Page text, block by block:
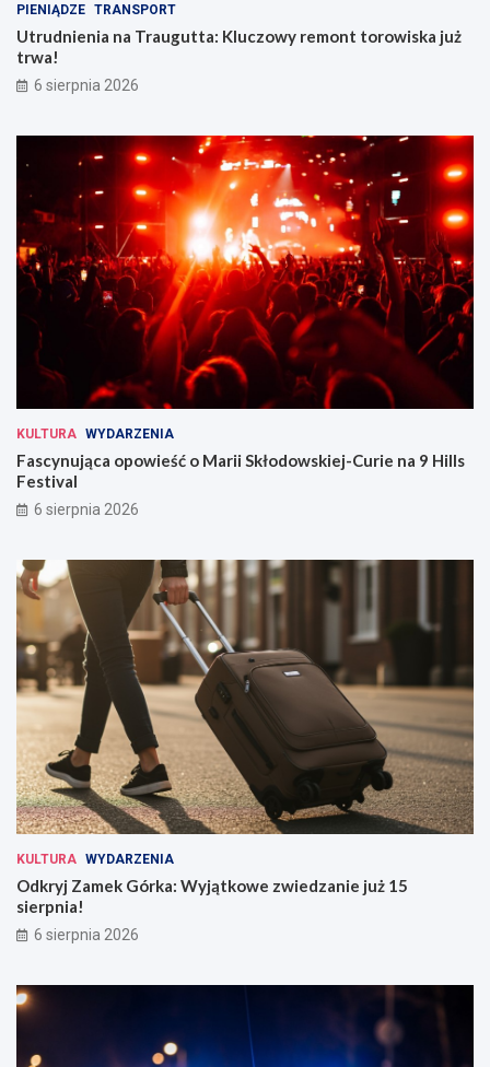
PIENIĄDZE TRANSPORT
Utrudnienia na Traugutta: Kluczowy remont torowiska już
trwa!
6 sierpnia 2026
KULTURA WYDARZENIA
Fascynująca opowieść o Marii Skłodowskiej-Curie na 9 Hills
Festival
6 sierpnia 2026
KULTURA WYDARZENIA
Odkryj Zamek Górka: Wyjątkowe zwiedzanie już 15
sierpnia!
6 sierpnia 2026